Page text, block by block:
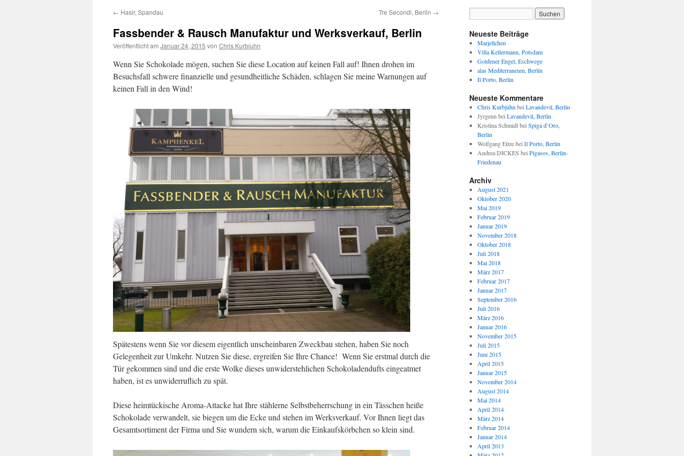
← Hasir, Spandau Tre Secondi, Berlin →
Fassbender & Rausch Manufaktur und Werksverkauf, Berlin
Veröffentlicht am Januar 24, 2015 von Chris Kurbjuhn
Wenn Sie Schokolade mögen, suchen Sie diese Location auf keinen Fall auf! Ihnen drohen im
Besuchsfall schwere finanzielle und gesundheitliche Schäden, schlagen Sie meine Warnungen auf
keinen Fall in den Wind!
Spätestens wenn Sie vor diesem eigentlich unscheinbaren Zweckbau stehen, haben Sie noch
Gelegenheit zur Umkehr. Nutzen Sie diese, ergreifen Sie Ihre Chance! Wenn Sie erstmal durch die
Tür gekommen sind und die erste Wolke dieses unwiderstehlichen Schokoladendufts eingeatmet
haben, ist es unwiderruflich zu spät.
Diese heimtückische Aroma-Attacke hat Ihre stählerne Selbstbeherrschung in ein Tässchen heiße
Schokolade verwandelt, sie biegen um die Ecke und stehen im Werksverkauf. Vor Ihnen liegt das
Gesamtsortiment der Firma und Sie wundern sich, warum die Einkaufskörbchen so klein sind.
Neueste Beiträge
Marjellchen
Villa Kellermann, Potsdam
Goldener Engel, Eschwege
alas Mediterraneum, Berlin
Il Porto, Berlin
Neueste Kommentare
Chris Kurbjuhn bei Lavandevil, Berlin
Jyrgenn bei Lavandevil, Berlin
Kristina Schmidtbei Spiga d’Oro,
Berlin
Wolfgang Eitzebei Il Porto, Berlin
Andrea DICKES bei Pigasos, Berlin-
Friedenau
Archiv
August 2021
Oktober 2020
Mai 2019
Februar 2019
Januar 2019
November 2018
Oktober 2018
Juli 2018
Mai 2018
März 2017
Februar 2017
Januar 2017
September 2016
Juli 2016
März 2016
Januar 2016
November 2015
Juli 2015
Juni 2015
April 2015
Januar 2015
November 2014
August 2014
Mai 2014
April 2014
März 2014
Februar 2014
Januar 2014
April 2013